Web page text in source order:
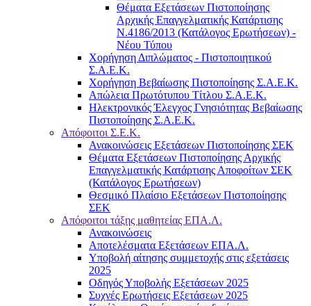
Θέματα Εξετάσεων Πιστοποίησης
Αρχικής Επαγγελματικής Κατάρτισης
Ν.4186/2013 (Κατάλογος Ερωτήσεων) -
Νέου Τύπου
Χορήγηση Διπλώματος - Πιστοποιητικού
Σ.Α.Ε.Κ.
Χορήγηση Βεβαίωσης Πιστοποίησης Σ.Α.Ε.Κ.
Απώλεια Πρωτότυπου Τίτλου Σ.Α.Ε.Κ.
Ηλεκτρονικός Έλεγχος Γνησιότητας Βεβαίωσης
Πιστοποίησης Σ.Α.Ε.Κ.
Απόφοιτοι Σ.Ε.Κ.
Ανακοινώσεις Εξετάσεων Πιστοποίησης ΣΕΚ
Θέματα Εξετάσεων Πιστοποίησης Αρχικής
Επαγγελματικής Κατάρτισης Αποφοίτων ΣΕΚ
(Κατάλογος Ερωτήσεων)
Θεσμικό Πλαίσιο Εξετάσεων Πιστοποίησης
ΣΕΚ
Απόφοιτοι τάξης μαθητείας ΕΠΑ.Λ.
Ανακοινώσεις
Αποτελέσματα Εξετάσεων ΕΠΑ.Λ.
Υποβολή αίτησης συμμετοχής στις εξετάσεις
2025
Οδηγός Υποβολής Εξετάσεων 2025
Συχνές Ερωτήσεις Εξετάσεων 2025